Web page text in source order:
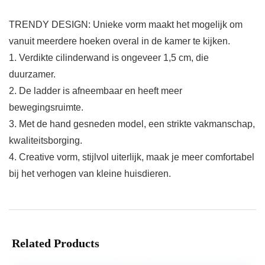
TRENDY DESIGN: Unieke vorm maakt het mogelijk om
vanuit meerdere hoeken overal in de kamer te kijken.
1. Verdikte cilinderwand is ongeveer 1,5 cm, die
duurzamer.
2. De ladder is afneembaar en heeft meer
bewegingsruimte.
3. Met de hand gesneden model, een strikte vakmanschap,
kwaliteitsborging.
4. Creative vorm, stijlvol uiterlijk, maak je meer comfortabel
bij het verhogen van kleine huisdieren.
Related Products